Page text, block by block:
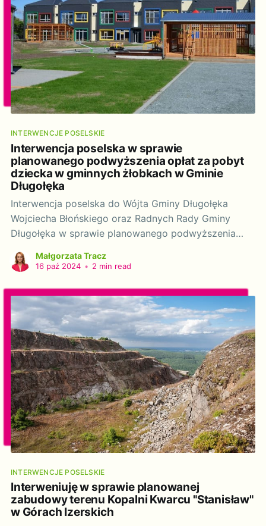
INTERWENCJE POSELSKIE
Interwencja poselska w sprawie
planowanego podwyższenia opłat za pobyt
dziecka w gminnych żłobkach w Gminie
Długołęka
Interwencja poselska do Wójta Gminy Długołęka
Wojciecha Błońskiego oraz Radnych Rady Gminy
Długołęka w sprawie planowanego podwyższenia
Gminie Długołęka. Szanowny Panie Wójcie! Szanowni
podstawie art. 20 ustawy z dnia 9 maja 1996 r. o
Małgorzata Tracz
16 paź 2024 • 2 min read
INTERWENCJE POSELSKIE
Interweniuję w sprawie planowanej
zabudowy terenu Kopalni Kwarcu "Stanisław"
w Górach Izerskich